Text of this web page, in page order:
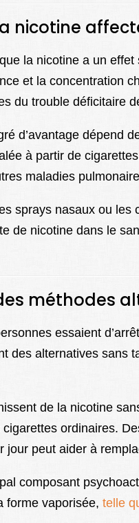
nicotine
la nicotine a un
et la concentration
du trouble déficitaire
d’avantage dépend
à partir de
maladies
sprays nasaux ou
de nicotine dans le
méthodes
essaient
des alternatives sans
de la nicotine
ordinaires.
jour peut aider à
composant
forme vaporisée, telle